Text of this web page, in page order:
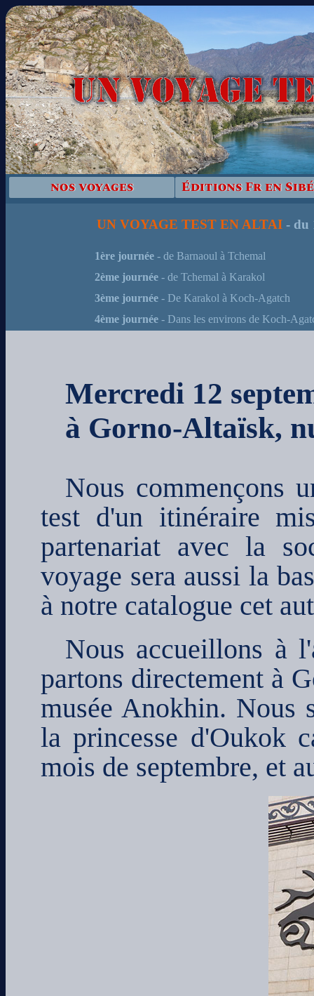
nos voyages Éditions Fr en
UN VOYAGE TEST EN ALTAI - du
1ère journée - de Barnaoul à Tchemal
2ème journée - de Tchemal à Karakol
3ème journée - De Karakol à Koch-Agatch
4ème journée - Dans les environs de Koch-
Mercredi 12
à Gorno-Altaïsk,
Nous commençons
test d'un itinéraire
partenariat avec la
voyage sera aussi la
à notre catalogue cet
Nous accueillons à
partons directement à
musée Anokhin. Nous
la princesse d'Oukok
mois de septembre, et